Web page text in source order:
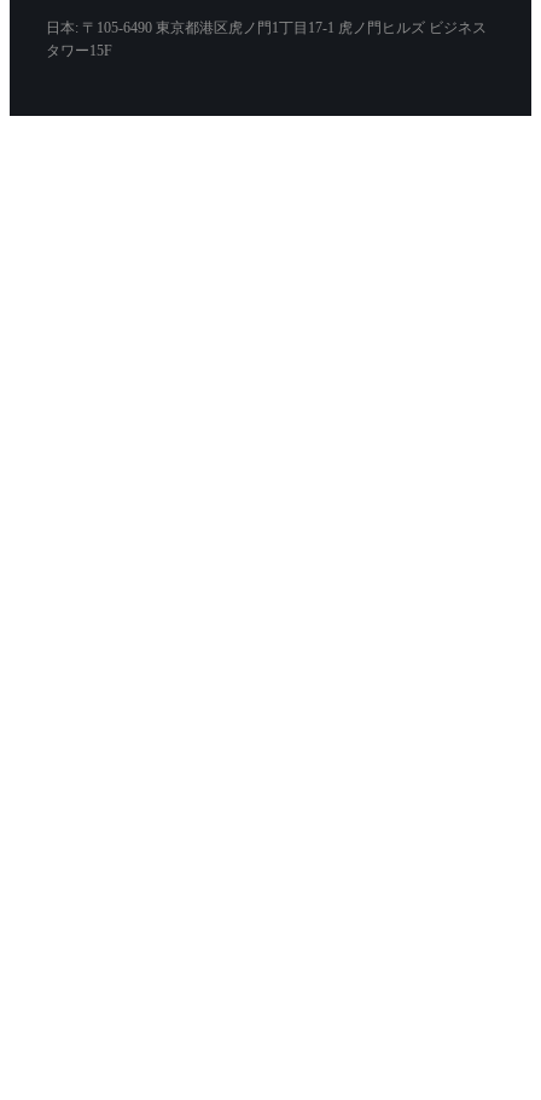
日本: 〒105-6490 東京都港区虎ノ門1丁目17-1 虎ノ門ヒルズ ビジネス
タワー15F